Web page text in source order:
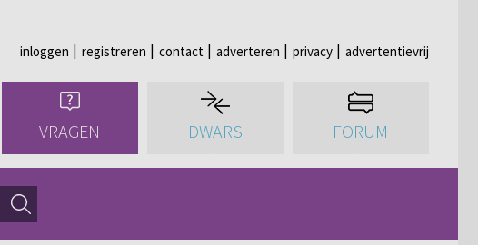
inloggen registreren contact adverteren privacy advertentievrij
VRAGEN DWARS FORUM